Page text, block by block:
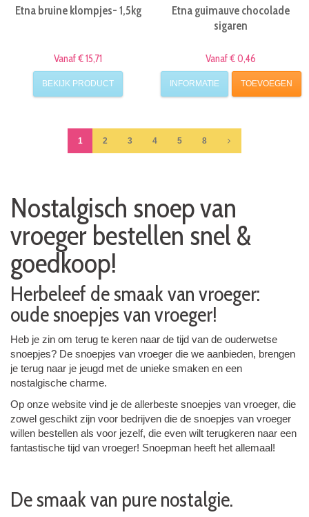
Etna bruine klompjes- 1,5kg
Vanaf € 15,71
BEKIJK PRODUCT
Etna guimauve chocolade
sigaren
Vanaf € 0,46
INFORMATIE TOEVOEGEN
1 2 3 4 5 8
Nostalgisch snoep van
vroeger bestellen snel &
goedkoop!
Herbeleef de smaak van vroeger:
oude snoepjes van vroeger!
Heb je zin om terug te keren naar de tijd van de ouderwetse
snoepjes? De snoepjes van vroeger die we aanbieden, brengen
je terug naar je jeugd met de unieke smaken en een
nostalgische charme.
Op onze website vind je de allerbeste snoepjes van vroeger, die
zowel geschikt zijn voor bedrijven die de snoepjes van vroeger
willen bestellen als voor jezelf, die even wilt terugkeren naar een
fantastische tijd van vroeger! Snoepman heeft het allemaal!
De smaak van pure nostalgie.